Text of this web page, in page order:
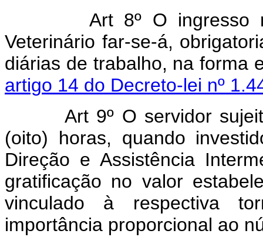
Art 8º O ingresso na
Veterinário far-se-á,
diárias de trabalho, na forma
artigo 14 do Decreto-lei nº
Art 9º O servidor
(oito) horas, quando
Direção e Assistência
gratificação no valor
vinculado à respectiva
importância proporcional ao